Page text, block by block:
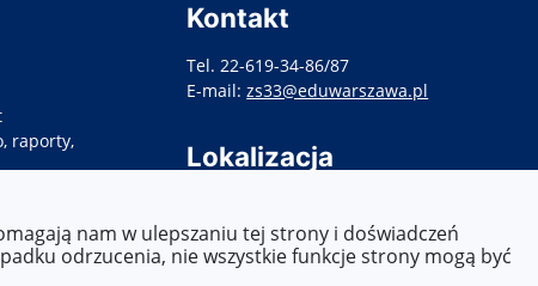
raporty,
Kontakt
Tel. 22-619-34-86/87
E-mail:zs33@eduwarszawa.pl
Lokalizacja
03-448 Warszawa
nam w ulepszaniu tej strony i doświadczeń
odrzucenia, nie wszystkie funkcje strony mogą być